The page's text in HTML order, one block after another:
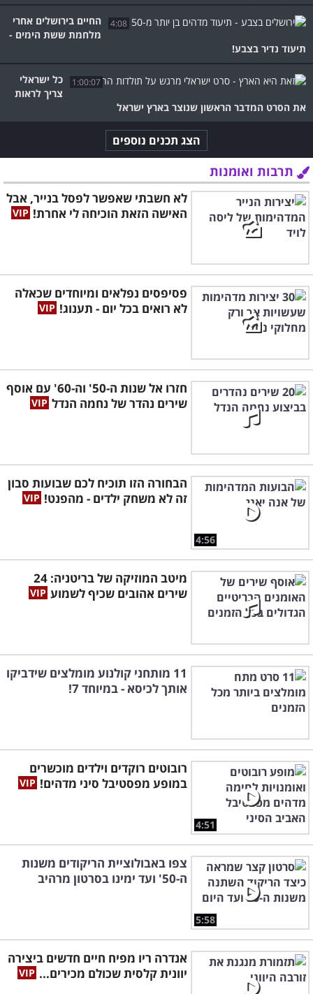
4:08
החיים בירושלים אחרי
מלחמת ששת הימים -
תיעוד נדיר בצבע!
1:00:07
כל ישראלי
צריך לראות
את הסרט המדבר הראשון שנוצר בארץ ישראל
הצג תכנים נוספים
תרבות ואומנות
לא חשבתי שאפשר לפסל בנייר, אבל
האישה הזאת הוכיחה לי אחרת!
פסיפסים נפלאים ומיוחדים שכאלה
לא רואים בכל יום - תענוג!
חזרו אל שנות ה-50' וה-60' עם אוסף
שירים נהדר של נחמה הנדל
4:56
הבחורה הזו תוכיח לכם שבועות סבון
זה לא משחק ילדים - מהפנט!
מיטב המוזיקה של בריטניה: 24
שירים אהובים שכיף לשמוע
11 מותחני קולנוע מומלצים שידביקו
אותך לכיסא - במיוחד 7!
4:51
רובוטים רוקדים וילדים מוכשרים
במופע מפסטיבל סיני מדהים!
5:58
צפו באבולוציית הריקודים משנות
ה-50' ועד ימינו בסרטון מרהיב
אנדרה ריו מפיח חיים חדשים ביצירה
יוונית קלסית שכולם מכירים...